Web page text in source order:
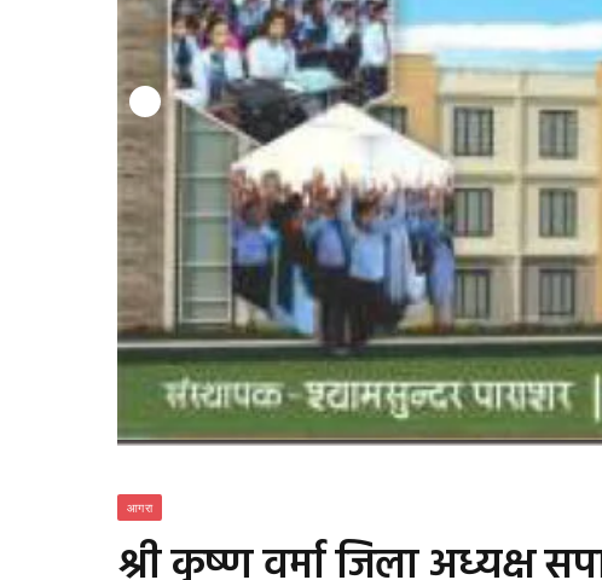
आगरा
श्री कृष्ण वर्मा जिला अध्यक्ष